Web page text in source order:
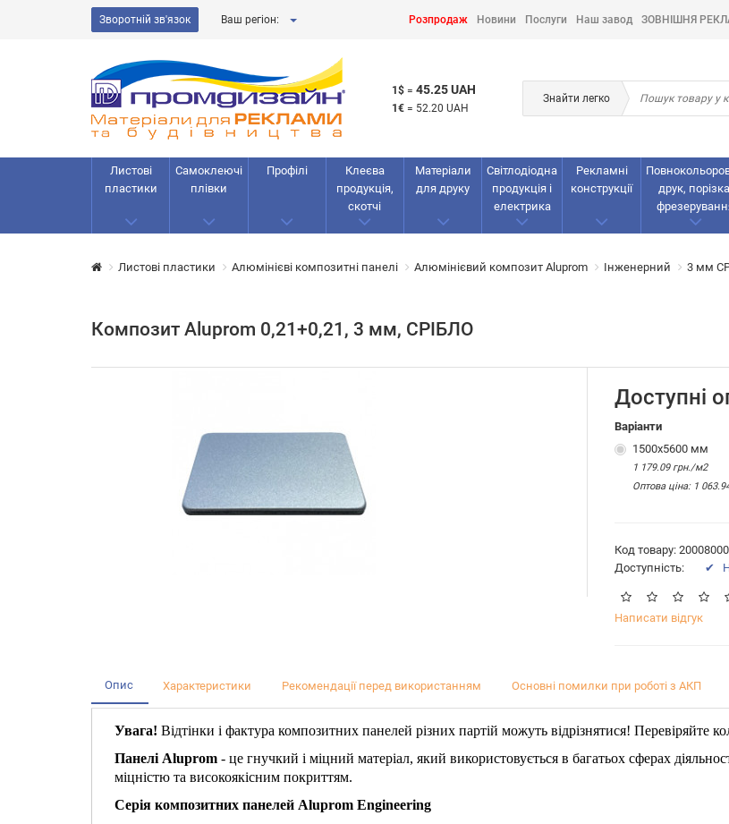
Зворотній зв'язок Ваш регіон: Розпродаж Новини Послуги Наш завод ЗОВНІШНЯ
1$ = 45.25 UAH
1€ = 52.20 UAH
Знайти легко
Листові
пластики
Самоклеючі
плівки
Профілі
Клеєва
продукція,
скотчі
Матеріали
для друку
Світлодіодна
продукція і
електрика
Рекламнi
конструкції
друк,
Листові пластики Алюмінієві композитні панелі Алюмінієвий композит Aluprom Інженерний 3 мм
Композит Aluprom 0,21+0,21, 3 мм, СРІБЛО
Доступні
Варіанти
1500x5600 мм
1 179.09 грн./м2
Оптова цiна: 1
Код товару:
Доступність:
✔
Написати відгук
Опис Характеристики Рекомендації перед використанням Основні помилки при роботі з АКП
Увага! Відтінки і фактура композитних панелей різних партій можуть відрізнятися! Перевіряйте
Панелі Aluprom - це гнучкий і міцний матеріал, який використовується в багатьох сферах
міцністю та високоякісним покриттям.
Серія композитних панелей Aluprom Engineering